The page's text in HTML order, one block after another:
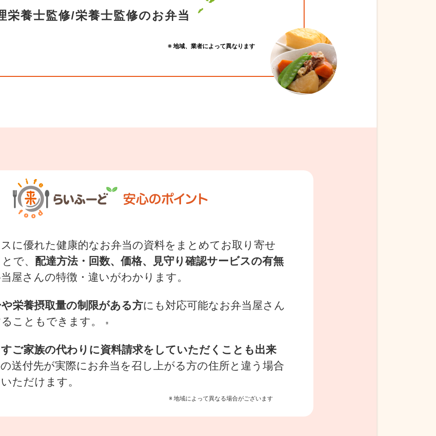
栄養士監修/栄養士監修のお弁当
※ 地域、業者によって異なります
に優れた健康的なお弁当の資料をまとめてお取り寄せ
で、 配達方法・回数、価格、見守り確認サービスの有無
屋さんの特徴・違いがわかります。
栄養摂取量の制限がある方にも対応可能なお弁当屋さん
こともできます。
※
ご家族の代わりに資料請求をしていただくことも出来
送付先が実際にお弁当を召し上がる方の住所と違う場合
ただけます。
※ 地域によって異なる場合がございます